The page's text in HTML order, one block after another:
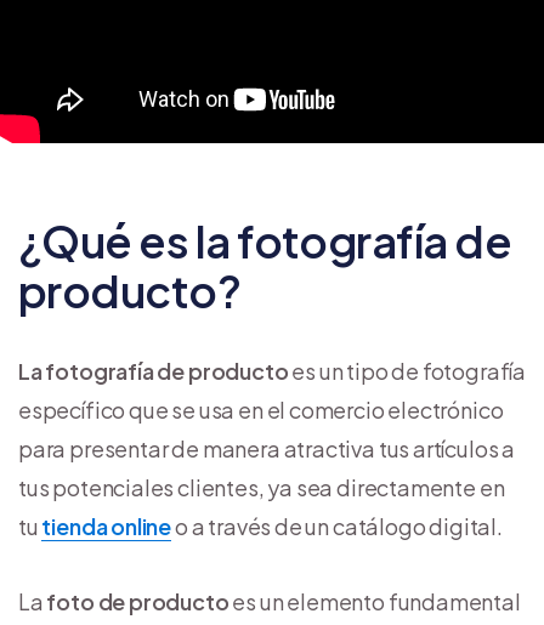
¿Qué es la fotografía de
producto?
La fotografía de productoes un tipo de fotografía
específico que se usa en el comercio electrónico
para presentar de manera atractiva tus artículos a
tus potenciales clientes, ya sea directamente en
tu tienda onlineo a través de un catálogo digital.
La foto de productoes un elemento fundamental